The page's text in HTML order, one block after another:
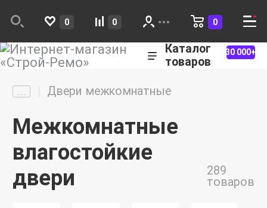
0 0 0
Каталог
товаров
30 000+
Двери межкомнатные
Межкомнатные
влагостойкие
двери
289
товаров